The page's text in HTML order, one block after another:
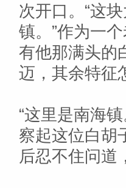
次开口。“这
镇。”作为一
有他那满头的
迈，其余特征
“这里是南海
察起这位白胡
后忍不住问道